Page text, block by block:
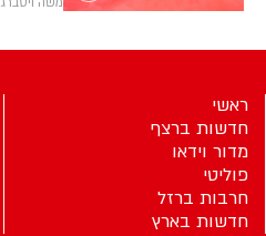
ראשי
חדשות ברצף
מדור וידאו
פוליטי
חרבות ברזל
חדשות בארץ